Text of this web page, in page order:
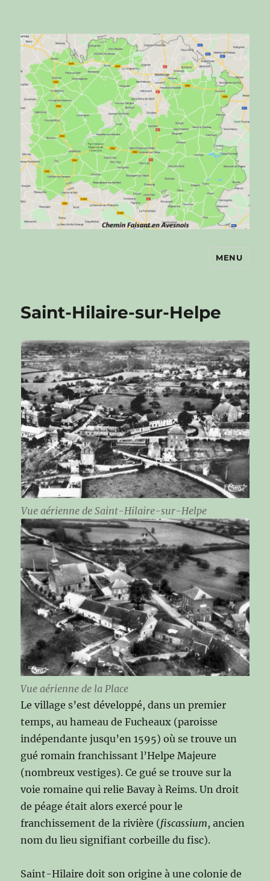
Chemin faisant en Avesnois
MENU
Saint-Hilaire-sur-Helpe
Vue aérienne de Saint-Hilaire-sur-Helpe
Vue aérienne de la Place
Le village s’est développé, dans un premier
temps, au hameau de Fucheaux (paroisse
indépendante jusqu’en 1595) où se trouve un
gué romain franchissant l’Helpe Majeure
(nombreux vestiges). Ce gué se trouve sur la
voie romaine qui relie Bavay à Reims. Un droit
de péage était alors exercé pour le
franchissement de la rivière (fiscassium, ancien
nom du lieu signifiant corbeille du fisc).
Saint-Hilaire doit son origine à une colonie de